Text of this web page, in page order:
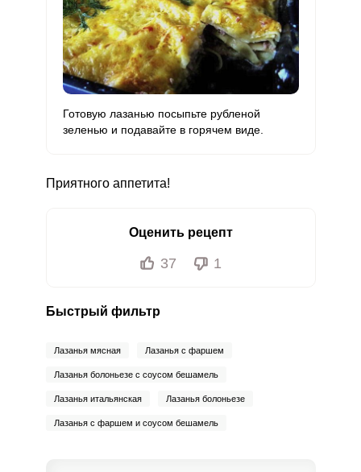
Готовую лазанью посыпьте рубленой
зеленью и подавайте в горячем виде.
Приятного аппетита!
Оценить рецепт
37 1
Быстрый фильтр
Лазанья мясная Лазанья с фаршем
Лазанья болоньезе с соусом бешамель
Лазанья итальянская Лазанья болоньезе
Лазанья с фаршем и соусом бешамель